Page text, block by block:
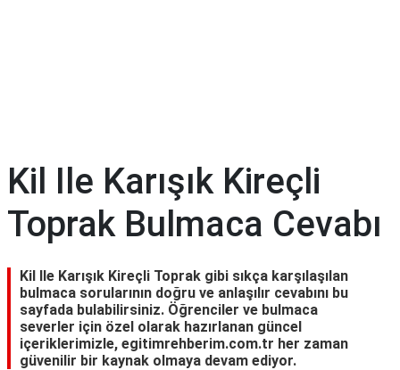
Kil Ile Karışık Kireçli
Toprak Bulmaca Cevabı
Kil Ile Karışık Kireçli Toprak gibi sıkça karşılaşılan
bulmaca sorularının doğru ve anlaşılır cevabını bu
sayfada bulabilirsiniz. Öğrenciler ve bulmaca
severler için özel olarak hazırlanan güncel
içeriklerimizle, egitimrehberim.com.tr her zaman
güvenilir bir kaynak olmaya devam ediyor.